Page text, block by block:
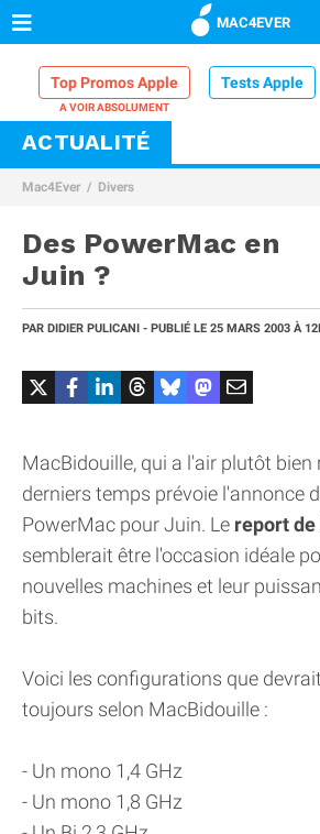
MAC4EVER
Top Promos Apple Tests Apple
VPN Mac
Comparatif iPhone
ACTUALITÉ
Mac4Ever Divers
Des PowerMac en
Juin ?
PAR DIDIER PULICANI - PUBLIÉ LE 25 MARS 2003 À
MacBidouille, qui a l'air plutôt bien
derniers temps prévoie l'annonce
PowerMac pour Juin. Le report de
semblerait être l'occasion idéale
nouvelles machines et leur
bits.
Voici les configurations que
toujours selon MacBidouille :
- Un mono 1,4 GHz
- Un mono 1,8 GHz